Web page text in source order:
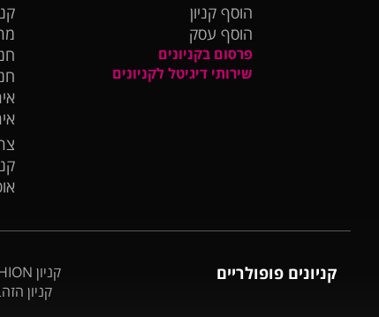
הוסף קניון
הוסף עסק
פרסום בקניונים
שירותי דיגיטל לקניונים
קניונים פופולריים קניון BIG FASHION אשדוד
קניון